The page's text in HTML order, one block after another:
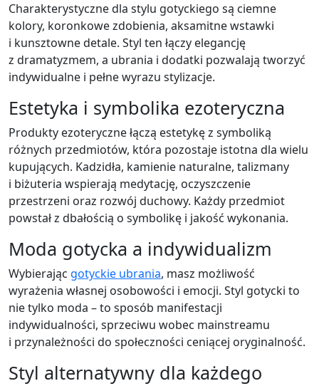
Charakterystyczne dla stylu gotyckiego są ciemne
kolory, koronkowe zdobienia, aksamitne wstawki
i kunsztowne detale. Styl ten łączy elegancję
z dramatyzmem, a ubrania i dodatki pozwalają tworzyć
indywidualne i pełne wyrazu stylizacje.
Estetyka i symbolika ezoteryczna
Produkty ezoteryczne łączą estetykę z symboliką
różnych przedmiotów, która pozostaje istotna dla wielu
kupujących. Kadzidła, kamienie naturalne, talizmany
i biżuteria wspierają medytację, oczyszczenie
przestrzeni oraz rozwój duchowy. Każdy przedmiot
powstał z dbałością o symbolikę i jakość wykonania.
Moda gotycka a indywidualizm
Wybierając gotyckie ubrania, masz możliwość
wyrażenia własnej osobowości i emocji. Styl gotycki to
nie tylko moda – to sposób manifestacji
indywidualności, sprzeciwu wobec mainstreamu
i przynależności do społeczności ceniącej oryginalność.
Styl alternatywny dla każdego